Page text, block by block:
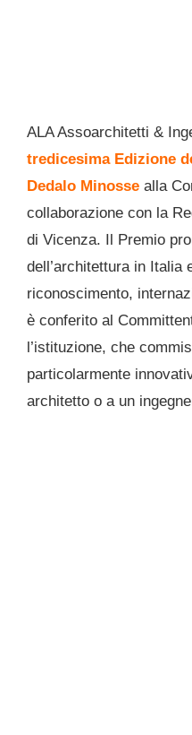
ALA Assoarchitetti &
tredicesima Edizione
Dedalo Minosse alla
collaborazione con la
di Vicenza. Il Premio
dell’architettura in Italia
riconoscimento,
è conferito al
l’istituzione, che
particolarmente
architetto o a un